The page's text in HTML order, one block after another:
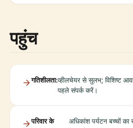
पहुंच
गतिशीलता:व्हीलचेयर से सुलभ; विशिष्ट
पहले संपर्क करें।
परिवार के
अधिकांश पर्यटन बच्चों